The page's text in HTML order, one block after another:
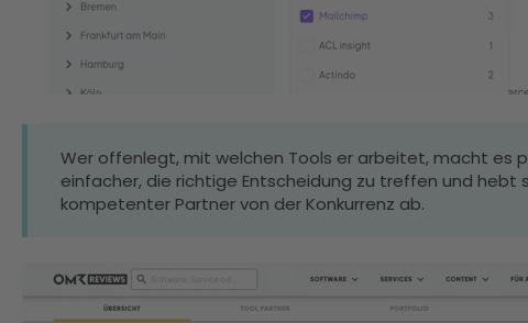
Wer offenlegt, mit welchen Tools er arbeitet, macht es
einfacher, die richtige Entscheidung zu treffen und hebt
kompetenter Partner von der Konkurrenz ab.